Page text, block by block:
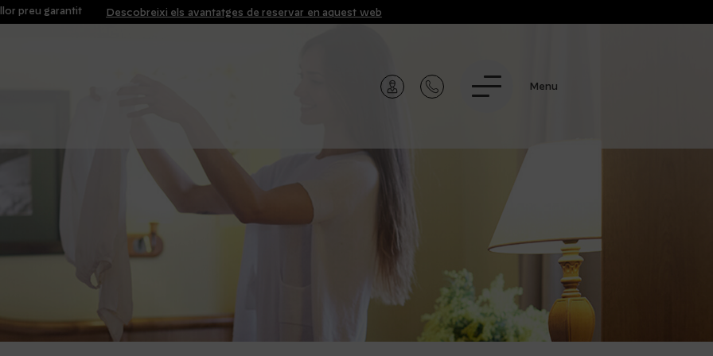
preu garantit Descobreixi els avantatges de reservar en aquest web
Menu